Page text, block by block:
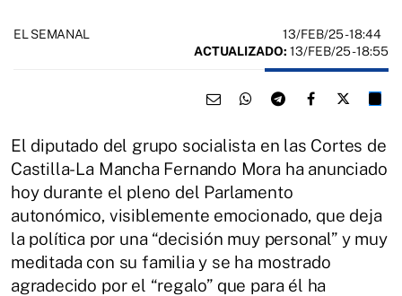
EL SEMANAL 13/FEB/25- 18:44
ACTUALIZADO: 13/FEB/25 - 18:55
El diputado del grupo socialista en las Cortes de
Castilla-La Mancha Fernando Mora ha anunciado
hoy durante el pleno del Parlamento
autonómico, visiblemente emocionado, que deja
la política por una “decisión muy personal” y muy
meditada con su familia y se ha mostrado
agradecido por el “regalo” que para él ha